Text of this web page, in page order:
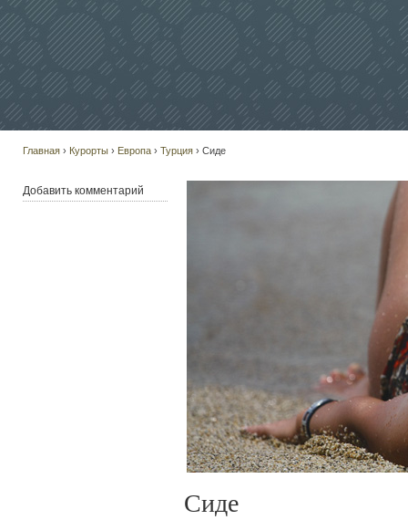
Главная › Курорты › Европа › Турция › Сиде
Сиде
Добавить комментарий